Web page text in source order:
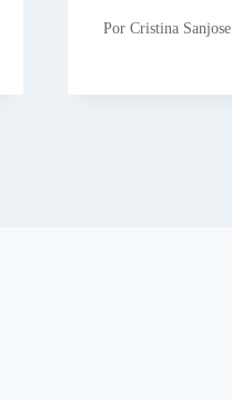
Por Cristina Sanjose